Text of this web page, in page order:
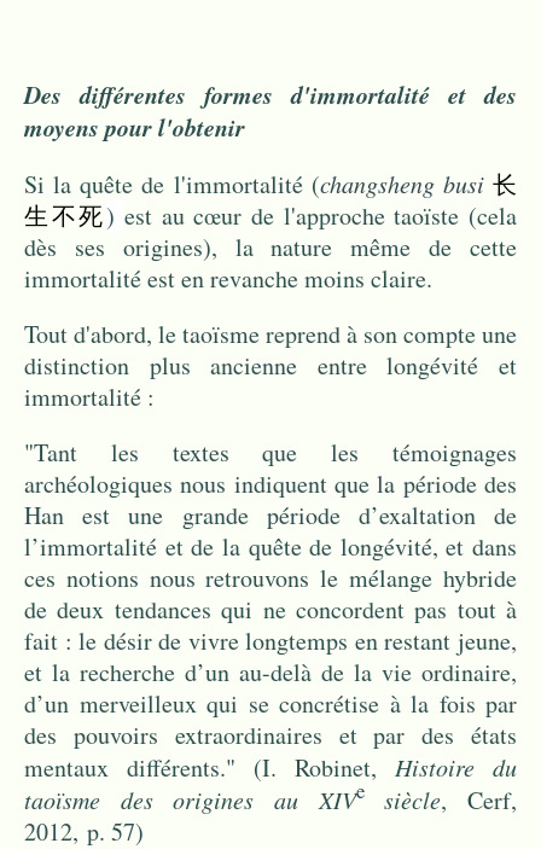
Des différentes formes d'immortalité et des
moyens pour l'obtenir
Si la quête de l'immortalité (changsheng busi长
生不死) est au cœur de l'approche taoïste (cela
dès ses origines), la nature même de cette
immortalité est en revanche moins claire.
Tout d'abord, le taoïsme reprend à son compte une
distinction plus ancienne entre longévité et
immortalité :
"Tant les textes que les témoignages
archéologiques nous indiquent que la période des
Han est une grande période d’exaltation de
l’immortalité et de la quête de longévité, et dans
ces notions nous retrouvons le mélange hybride
de deux tendances qui ne concordent pas tout à
fait : le désir de vivre longtemps en restant jeune,
et la recherche d’un au-delà de la vie ordinaire,
d’un merveilleux qui se concrétise à la fois par
des pouvoirs extraordinaires et par des états
mentaux différents." (I. Robinet, Histoire du
taoïsme des origines au XIVe siècle, Cerf,
2012, p. 57)